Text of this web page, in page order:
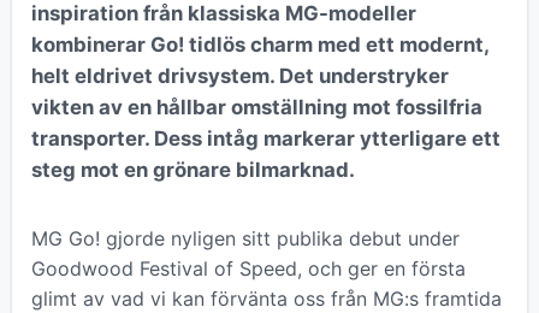
inspiration från klassiska MG-modeller
kombinerar Go! tidlös charm med ett modernt,
helt eldrivet drivsystem. Det understryker
vikten av en hållbar omställning mot fossilfria
transporter. Dess intåg markerar ytterligare ett
steg mot en grönare bilmarknad.
MG Go! gjorde nyligen sitt publika debut under
Goodwood Festival of Speed, och ger en första
glimt av vad vi kan förvänta oss från MG:s framtida